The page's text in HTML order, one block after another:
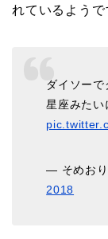
れているようで
ダイソー
星座みたい
— そめお
2018